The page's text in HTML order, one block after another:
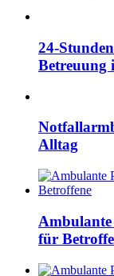
24-
Betreuung
Alltag
Ambulante
für